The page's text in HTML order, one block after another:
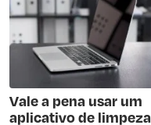
Vale a pena usar um
aplicativo de limpeza